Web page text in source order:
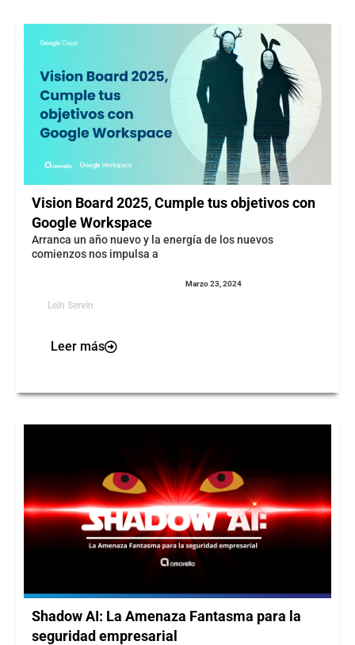
Vision Board 2025, Cumple tus objetivos con
Google Workspace
Arranca un año nuevo y la energía de los nuevos
comienzos nos impulsa a
Leih Servin
Marzo 23, 2024
Leer más
Shadow AI: La Amenaza Fantasma para la
seguridad empresarial